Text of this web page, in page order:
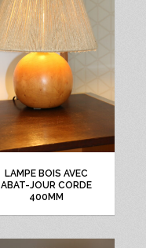
LAMPE BOIS AVEC
ABAT-JOUR CORDE
400MM